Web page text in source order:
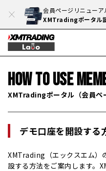
会員ページリニューア
XMTradingポータル
HOW TO USE
XMTradingポータル（会員ペ
デモ口座を開設する
XMTrading（エックスエム）
設する方法をご案内します。